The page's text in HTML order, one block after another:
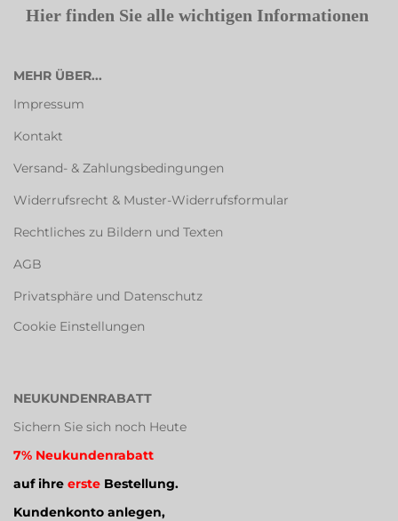
Hier finden Sie alle wichtigen Informationen
MEHR ÜBER...
Impressum
Kontakt
Versand- & Zahlungsbedingungen
Widerrufsrecht & Muster-Widerrufsformular
Rechtliches zu Bildern und Texten
AGB
Privatsphäre und Datenschutz
Cookie Einstellungen
NEUKUNDENRABATT
Sichern Sie sich noch Heute
7% Neukundenrabatt
auf ihre erste Bestellung.
Kundenkonto anlegen,